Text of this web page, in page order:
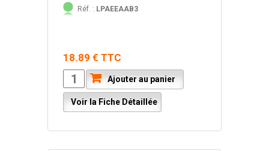
Réf. : LPAEEAAB3
18.89 € TTC
Ajouter au panier
Voir la Fiche Détaillée